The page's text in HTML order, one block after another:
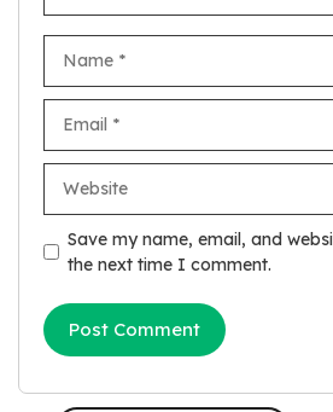
Save my name, email, and
the next time I comment.